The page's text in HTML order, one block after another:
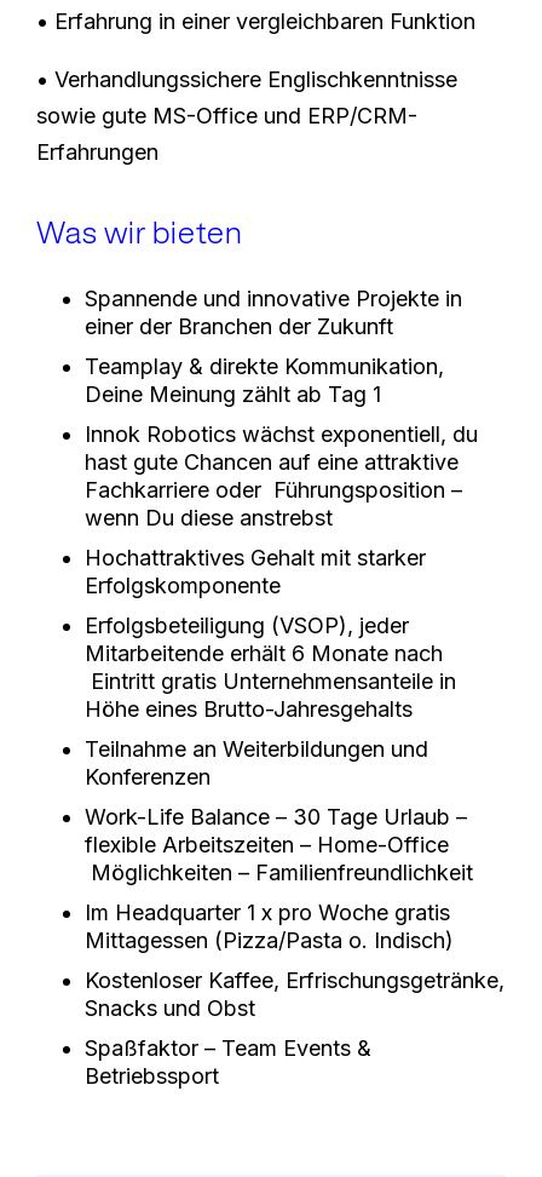
• Erfahrung in einer vergleichbaren Funktion
• Verhandlungssichere Englischkenntnisse
sowie gute MS-Office und ERP/CRM-
Erfahrungen
Was wir bieten
Spannende und innovative Projekte in
einer der Branchen der Zukunft
Teamplay & direkte Kommunikation,
Deine Meinung zählt ab Tag 1
Innok Robotics wächst exponentiell, du
hast gute Chancen auf eine attraktive
Fachkarriere oder Führungsposition –
wenn Du diese anstrebst
Hochattraktives Gehalt mit starker
Erfolgskomponente
Erfolgsbeteiligung (VSOP), jeder
Mitarbeitende erhält 6 Monate nach
Eintritt gratis Unternehmensanteile in
Höhe eines Brutto-Jahresgehalts
Teilnahme an Weiterbildungen und
Konferenzen
Work-Life Balance – 30 Tage Urlaub –
flexible Arbeitszeiten – Home-Office
Möglichkeiten – Familienfreundlichkeit
Im Headquarter 1 x pro Woche gratis
Mittagessen (Pizza/Pasta o. Indisch)
Kostenloser Kaffee, Erfrischungsgetränke,
Snacks und Obst
Spaßfaktor – Team Events &
Betriebssport